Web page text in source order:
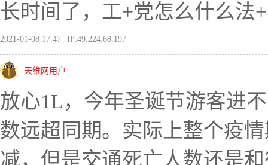
长时间了，工+党怎么什么法
2021-01-08 17:47 IP:49.224.68.197
天维网用户
放心1L，今年圣诞节游客进
数远超同期。实际上整个疫
减，但是交通死亡人数还是